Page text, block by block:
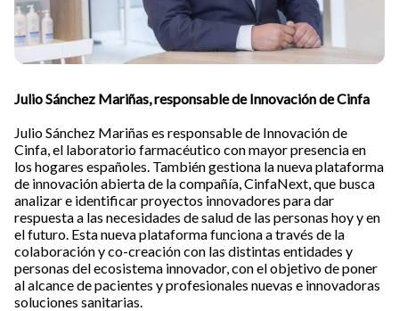
Julio Sánchez Mariñas, responsable de Innovación de Cinfa
Julio Sánchez Mariñas es responsable de Innovación de
Cinfa, el laboratorio farmacéutico con mayor presencia en
los hogares españoles. También gestiona la nueva plataforma
de innovación abierta de la compañía, CinfaNext, que busca
analizar e identificar proyectos innovadores para dar
respuesta a las necesidades de salud de las personas hoy y en
el futuro. Esta nueva plataforma funciona a través de la
colaboración y co-creación con las distintas entidades y
personas del ecosistema innovador, con el objetivo de poner
al alcance de pacientes y profesionales nuevas e innovadoras
soluciones sanitarias.